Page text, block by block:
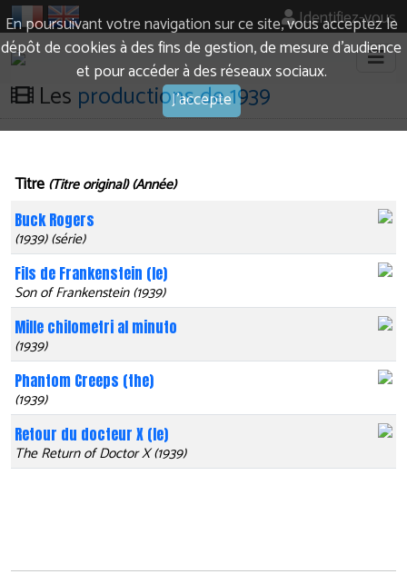
En poursuivant votre navigation sur ce site, vous acceptez le
dépôt de cookies à des fins de gestion, de mesure d’audience
et pour accéder à des réseaux sociaux.
J'accepte
Identifiez-vous
Les productions de 1939
Titre (Titre original) (Année)
Buck Rogers
(1939) (série)
Fils de Frankenstein (le)
Son of Frankenstein (1939)
Mille chilometri al minuto
(1939)
Phantom Creeps (the)
(1939)
Retour du docteur X (le)
The Return of Doctor X (1939)